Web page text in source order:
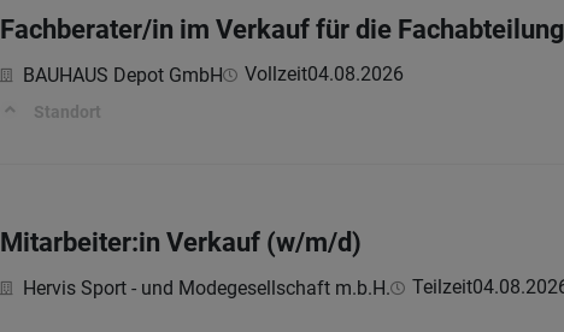
Fachberater/in im Verkauf für die
BAUHAUS Depot GmbH Vollzeit04.08.2026
Standort
Mitarbeiter:in Verkauf (w/m/d)
Hervis Sport - und Modegesellschaft m.b.H. Teilzeit